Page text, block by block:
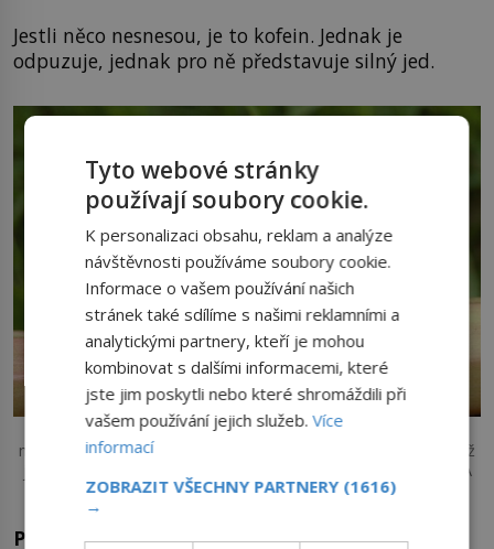
Jestli něco nesnesou, je to kofein. Jednak je
odpuzuje, jednak pro ně představuje silný jed.
Pokud si někdy myslíte, že si vás šnek prohlíží, tak to není
možné. Maximálně může zachytit letmo váš obrys. Vnímá totiž
jen světlo a tmu. Waugsberg – Creative Commons / CC BY-SA
3.0
Pomoc! Lógr z kafe!
Tyto webové stránky
používají soubory cookie.
K personalizaci obsahu, reklam a analýze
návštěvnosti používáme soubory cookie.
Informace o vašem používání našich
stránek také sdílíme s našimi reklamními a
analytickými partnery, kteří je mohou
kombinovat s dalšími informacemi, které
jste jim poskytli nebo které shromáždili při
vašem používání jejich služeb.Více
informací
ZOBRAZIT VŠECHNY PARTNERY (1616)
→